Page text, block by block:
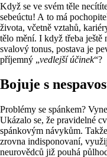
Když se ve svém těle
sebeúctu! A to má
života, včetně vztahů,
tělo mění. I když třeba ještě
svalový tonus, postava je
příjemný „vedlejší účinek“?
Bojuje s
Problémy se spánkem?
Ukázalo se, že pravidelné
spánkovým návykům.
zrovna indisponovaní,
neurovědců již pouhá